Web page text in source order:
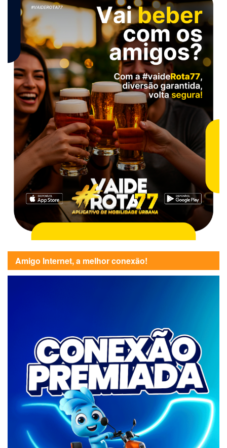
Amigo Internet, a melhor conexão!